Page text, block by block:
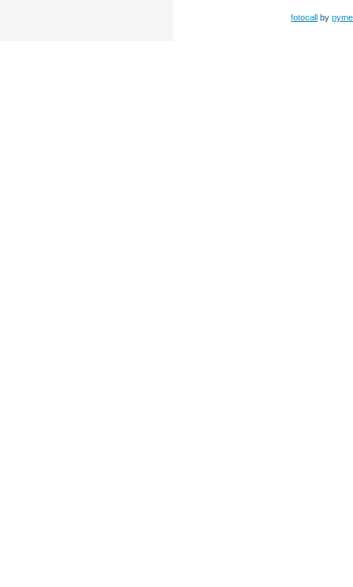
fotocall by